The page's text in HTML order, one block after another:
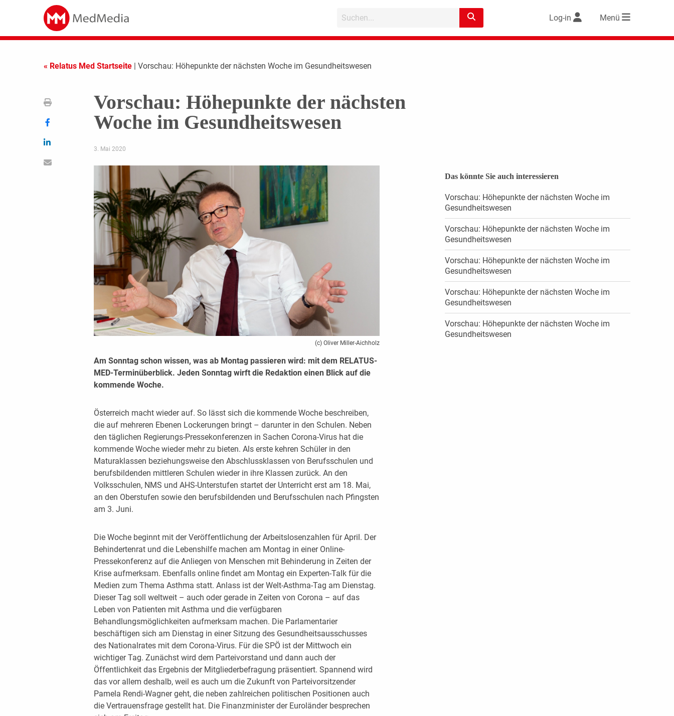
Log-in Menü
« Relatus Med Startseite | Vorschau: Höhepunkte der nächsten Woche im Gesundheitswesen
Vorschau: Höhepunkte der nächsten
Woche im Gesundheitswesen
3. Mai 2020
(c) Oliver Miller-Aichholz
Am Sonntag schon wissen, was ab Montag passieren wird: mit dem RELATUS-
MED-Terminüberblick. Jeden Sonntag wirft die Redaktion einen Blick auf die
kommende Woche.
Österreich macht wieder auf. So lässt sich die kommende Woche beschreiben,
die auf mehreren Ebenen Lockerungen bringt – darunter in den Schulen. Neben
den täglichen Regierungs-Pressekonferenzen in Sachen Corona-Virus hat die
kommende Woche wieder mehr zu bieten. Als erste kehren Schüler in den
Maturaklassen beziehungsweise den Abschlussklassen von Berufsschulen und
berufsbildenden mittleren Schulen wieder in ihre Klassen zurück. An den
Volksschulen, NMS und AHS-Unterstufen startet der Unterricht erst am 18. Mai,
an den Oberstufen sowie den berufsbildenden und Berufsschulen nach Pfingsten
am 3. Juni.
Die Woche beginnt mit der Veröffentlichung der Arbeitslosenzahlen für April. Der
Behindertenrat und die Lebenshilfe machen am Montag in einer Online-
Pressekonferenz auf die Anliegen von Menschen mit Behinderung in Zeiten der
Krise aufmerksam. Ebenfalls online findet am Montag ein Experten-Talk für die
Medien zum Thema Asthma statt. Anlass ist der Welt-Asthma-Tag am Dienstag.
Dieser Tag soll weltweit – auch oder gerade in Zeiten von Corona – auf das
Leben von Patienten mit Asthma und die verfügbaren
Behandlungsmöglichkeiten aufmerksam machen. Die Parlamentarier
beschäftigen sich am Dienstag in einer Sitzung des Gesundheitsausschusses
des Nationalrates mit dem Corona-Virus. Für die SPÖ ist der Mittwoch ein
wichtiger Tag. Zunächst wird dem Parteivorstand und dann auch der
Öffentlichkeit das Ergebnis der Mitgliederbefragung präsentiert. Spannend wird
das vor allem deshalb, weil es auch um die Zukunft von Parteivorsitzender
Pamela Rendi-Wagner geht, die neben zahlreichen politischen Positionen auch
die Vertrauensfrage gestellt hat. Die Finanzminister der Euroländer besprechen
Das könnte Sie auch interessieren
Vorschau: Höhepunkte der nächsten Woche im
Gesundheitswesen
Vorschau: Höhepunkte der nächsten Woche im
Gesundheitswesen
Vorschau: Höhepunkte der nächsten Woche im
Gesundheitswesen
Vorschau: Höhepunkte der nächsten Woche im
Gesundheitswesen
Vorschau: Höhepunkte der nächsten Woche im
Gesundheitswesen